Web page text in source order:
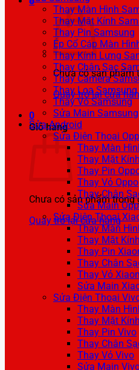
Chưa có sản phẩm
Quay trở lại cửa
0
Giỏ hàng
Chưa có sản phẩm trong
Quay trở lại cửa hàng
Thay Màn Hình
Thay Mặt Kính
Thay Pin Samsung
Ép Cổ Cáp Màn
Thay Kính Lưng
Thay Chân Sạc
Thay Camera
Thay Loa Samsung
Thay Vỏ Samsung
Sửa Main Samsung
Sửa Android
Sửa Điện Thoại
Thay Màn
Thay Mặt
Thay Pin
Thay Vỏ Oppo
Thay Chân
Sửa Main
Sửa Điện Thoại
Thay Màn
Thay Mặt
Thay Pin
Thay Chân
Thay Vỏ
Sửa Main
Sửa Điện Thoại
Thay Màn
Thay Mặt
Thay Pin Vivo
Thay Chân
Thay Vỏ Vivo
Sửa Main